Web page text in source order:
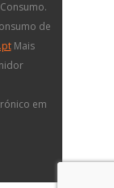
de
Mais
em